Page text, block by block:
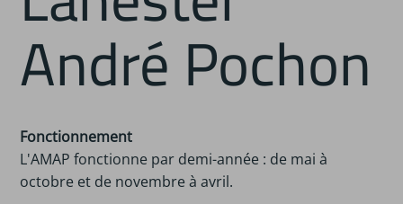
André Pochon
Fonctionnement
L'AMAP fonctionne par demi-année : de mai à
octobre et de novembre à avril.